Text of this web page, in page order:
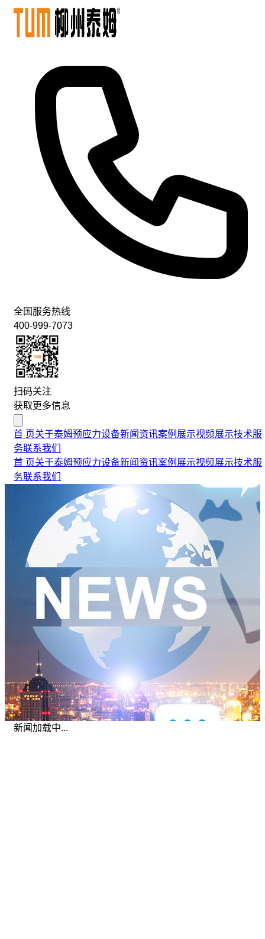
全国服务热线
400-999-7073
扫码关注
获取更多信息
首 页关于泰姆预应力设备新闻资讯案例展示视频展示技术服
务联系我们
首 页关于泰姆预应力设备新闻资讯案例展示视频展示技术服
务联系我们
新闻加载中...